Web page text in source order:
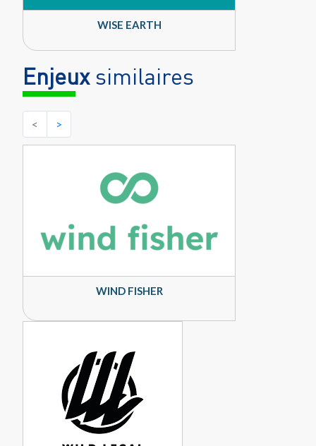
WISE EARTH
Enjeuxsimilaires
< >
WIND FISHER